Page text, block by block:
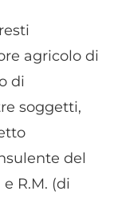
agricolo di
di
soggetti,
del
R.M. (di